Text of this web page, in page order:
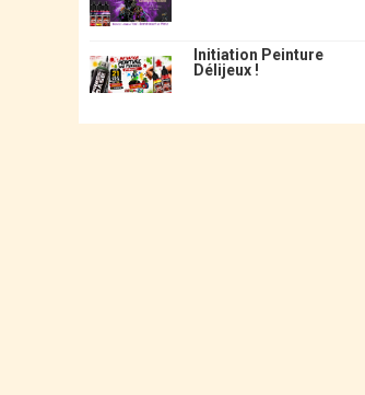
Initiation Peinture
Délijeux !